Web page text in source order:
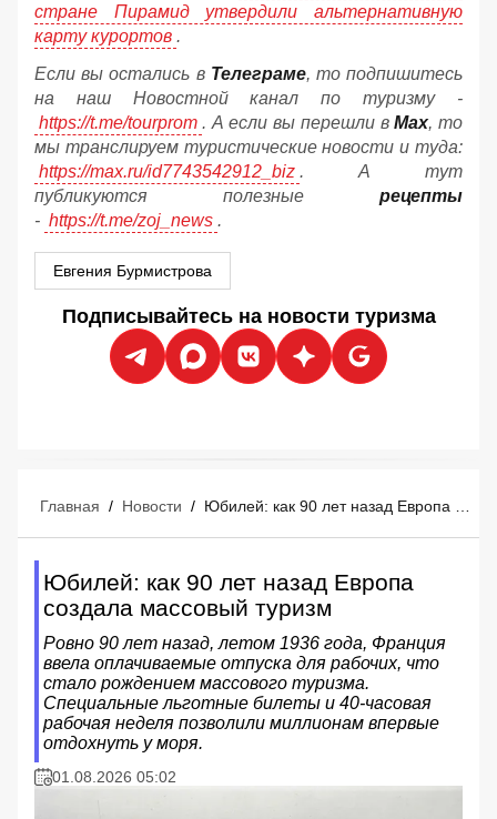
стране Пирамид утвердили альтернативную
карту курортов .
Если вы остались в Телеграме, то подпишитесь
на наш Новостной канал по туризму -
https://t.me/tourprom . А если вы перешли вМах, то
мы транслируем туристические новости и туда:
https://max.ru/id7743542912_biz . А тут
публикуются полезные рецепты
- https://t.me/zoj_news .
Евгения Бурмистрова
Подписывайтесь на новости туризма
Главная / Новости /
Юбилей: как 90 лет назад Европа
создала массовый туризм
Ровно 90 лет назад, летом 1936 года, Франция
ввела оплачиваемые отпуска для рабочих, что
стало рождением массового туризма.
Специальные льготные билеты и 40-часовая
рабочая неделя позволили миллионам впервые
отдохнуть у моря.
01.08.2026 05:02